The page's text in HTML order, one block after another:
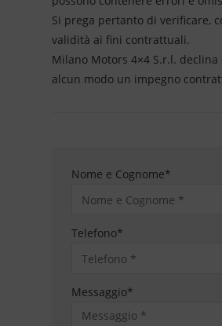
Si prega pertanto di verificare,
validità ai fini contrattuali.
Milano Motors 4×4 S.r.l.
alcun modo un impegno
Nome e Cognome*
Telefono*
Messaggio*